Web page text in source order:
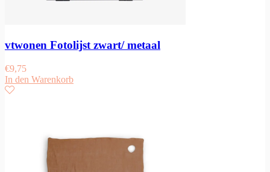
vtwonen Fotolijst zwart/ metaal
€9,75
In den Warenkorb